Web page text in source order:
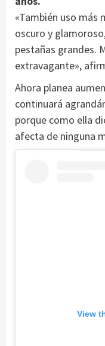
«También uso más
oscuro y
pestañas grandes.
extravagante»,
Ahora planea
continuará
porque como ella
afecta de ninguna
View